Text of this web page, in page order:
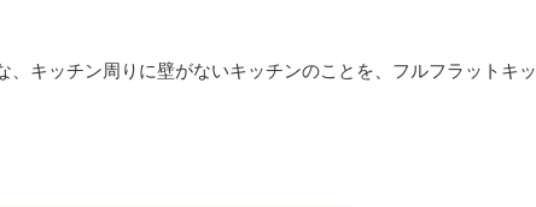
、キッチン周りに壁がないキッチンのことを、フルフラットキッ